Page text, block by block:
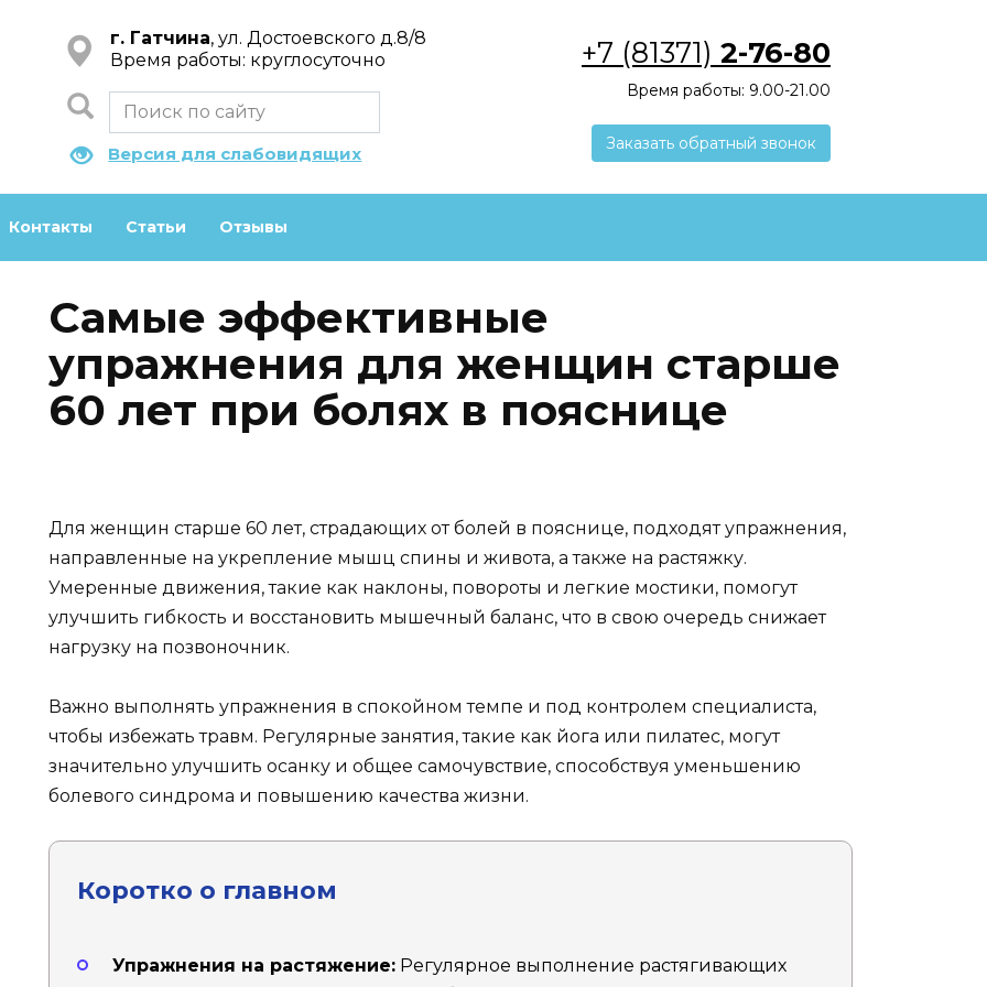
г. Гатчина, ул. Достоевского д.8/8
Время работы: круглосуточно
Версия для слабовидящих
+7 (81371) 2-76-80
Время работы: 9.00-21.00
Заказать обратный звонок
Контакты Статьи Отзывы
Самые эффективные
упражнения для женщин старше
60 лет при болях в пояснице
Для женщин старше 60 лет, страдающих от болей в пояснице, подходят упражнения,
направленные на укрепление мышц спины и живота, а также на растяжку.
Умеренные движения, такие как наклоны, повороты и легкие мостики, помогут
улучшить гибкость и восстановить мышечный баланс, что в свою очередь снижает
нагрузку на позвоночник.
Важно выполнять упражнения в спокойном темпе и под контролем специалиста,
чтобы избежать травм. Регулярные занятия, такие как йога или пилатес, могут
значительно улучшить осанку и общее самочувствие, способствуя уменьшению
болевого синдрома и повышению качества жизни.
Коротко о главном
Упражнения на растяжение: Регулярное выполнение растягивающих